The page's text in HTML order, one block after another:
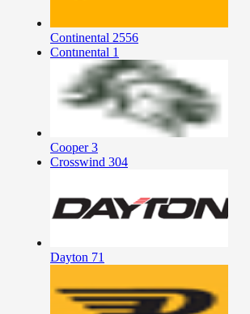
Continental 2556
Contınental 1
Cooper 3
Crosswind 304
Dayton 71